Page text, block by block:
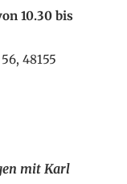
10.30 bis
48155
mit Karl